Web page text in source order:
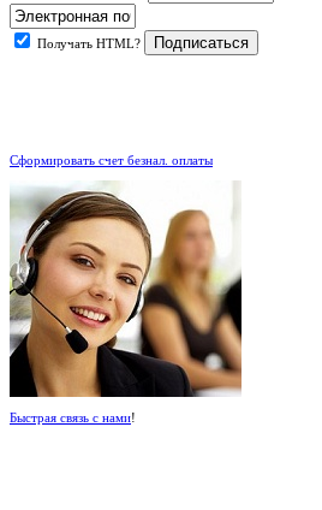
Получать HTML?
Сформировать счет безнал. оплаты
Быстрая связь с нами!